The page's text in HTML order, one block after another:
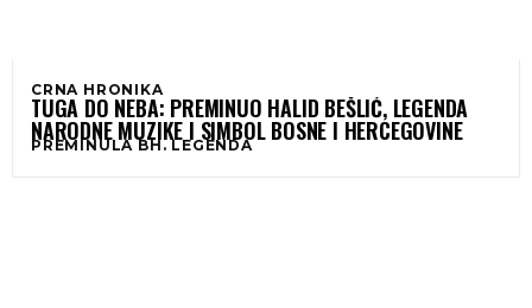
CRNA HRONIKA
TUGA DO NEBA: PREMINUO HALID BEŠLIĆ, LEGENDA
NARODNE MUZIKE I SIMBOL BOSNE I HERCEGOVINE
PREMINULA BH. LEGENDA